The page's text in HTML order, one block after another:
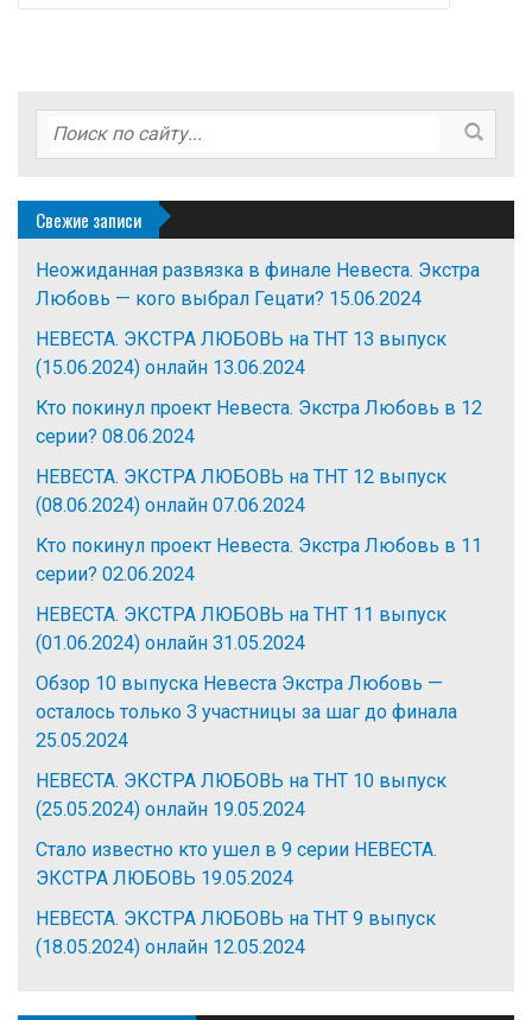
Свежие записи
Неожиданная развязка в финале Невеста. Экстра
Любовь — кого выбрал Гецати? 15.06.2024
НЕВЕСТА. ЭКСТРА ЛЮБОВЬ на ТНТ 13 выпуск
(15.06.2024) онлайн 13.06.2024
Кто покинул проект Невеста. Экстра Любовь в 12
серии? 08.06.2024
НЕВЕСТА. ЭКСТРА ЛЮБОВЬ на ТНТ 12 выпуск
(08.06.2024) онлайн 07.06.2024
Кто покинул проект Невеста. Экстра Любовь в 11
серии? 02.06.2024
НЕВЕСТА. ЭКСТРА ЛЮБОВЬ на ТНТ 11 выпуск
(01.06.2024) онлайн 31.05.2024
Обзор 10 выпуска Невеста Экстра Любовь —
осталось только 3 участницы за шаг до финала
25.05.2024
НЕВЕСТА. ЭКСТРА ЛЮБОВЬ на ТНТ 10 выпуск
(25.05.2024) онлайн 19.05.2024
Стало известно кто ушел в 9 серии НЕВЕСТА.
ЭКСТРА ЛЮБОВЬ 19.05.2024
НЕВЕСТА. ЭКСТРА ЛЮБОВЬ на ТНТ 9 выпуск
(18.05.2024) онлайн 12.05.2024